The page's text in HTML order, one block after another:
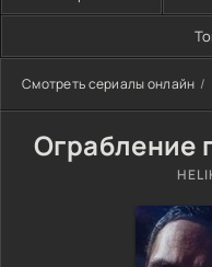
Смотреть сериалы онлайн
Ограбление